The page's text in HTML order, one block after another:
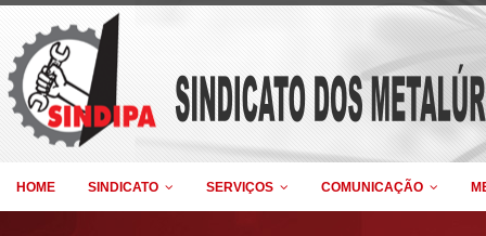
HOME SINDICATO SERVIÇOS COMUNICAÇÃO